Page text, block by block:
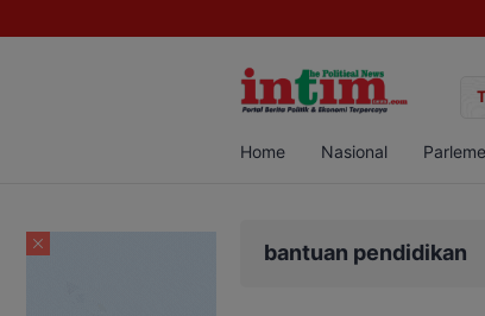
Sabu di Pangkalan Bun, Dua Pelaku Diamankan
Home Nasional
bantuan pendidikan